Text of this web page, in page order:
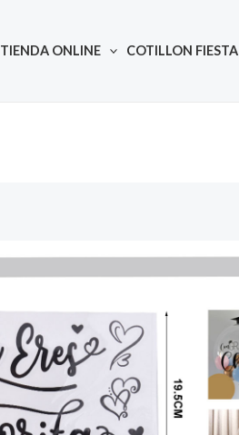
TIENDA ONLINE COTILLON FIESTA